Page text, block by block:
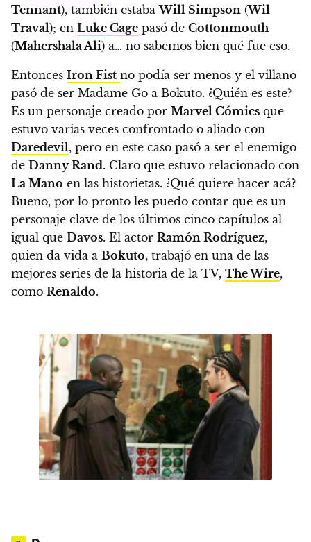
Tennant), también estabaWill Simpson (Wil
Traval); en Luke Cage pasó de Cottonmouth
(Mahershala Ali) a… no sabemos bien qué fue eso.
Entonces Iron Fist no podía ser menos y el villano
pasó de ser Madame Go a Bokuto. ¿Quién es este?
Es un personaje creado por Marvel Cómics que
estuvo varias veces confrontado o aliado con
Daredevil, pero en este caso pasó a ser el enemigo
de Danny Rand. Claro que estuvo relacionado con
La Mano en las historietas. ¿Qué quiere hacer acá?
Bueno, por lo pronto les puedo contar que es un
personaje clave de los últimos cinco capítulos al
igual que Davos. El actor Ramón Rodríguez,
quien da vida a Bokuto, trabajó en una de las
mejores series de la historia de la TV, The Wire,
como Renaldo.